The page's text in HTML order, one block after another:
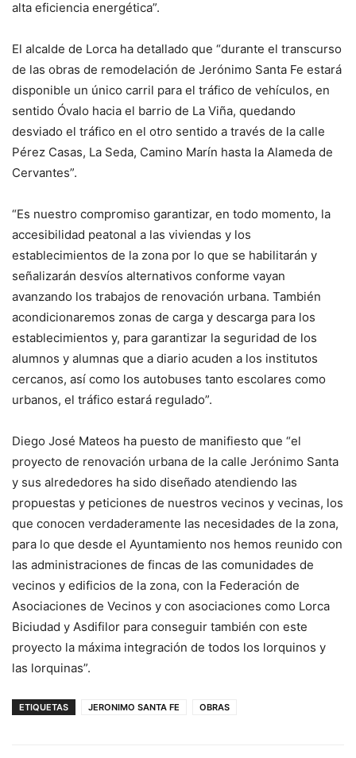
alta eficiencia energética”.
El alcalde de Lorca ha detallado que “durante el transcurso
de las obras de remodelación de Jerónimo Santa Fe estará
disponible un único carril para el tráfico de vehículos, en
sentido Óvalo hacia el barrio de La Viña, quedando
desviado el tráfico en el otro sentido a través de la calle
Pérez Casas, La Seda, Camino Marín hasta la Alameda de
Cervantes”.
“Es nuestro compromiso garantizar, en todo momento, la
accesibilidad peatonal a las viviendas y los
establecimientos de la zona por lo que se habilitarán y
señalizarán desvíos alternativos conforme vayan
avanzando los trabajos de renovación urbana. También
acondicionaremos zonas de carga y descarga para los
establecimientos y, para garantizar la seguridad de los
alumnos y alumnas que a diario acuden a los institutos
cercanos, así como los autobuses tanto escolares como
urbanos, el tráfico estará regulado”.
Diego José Mateos ha puesto de manifiesto que “el
proyecto de renovación urbana de la calle Jerónimo Santa
y sus alrededores ha sido diseñado atendiendo las
propuestas y peticiones de nuestros vecinos y vecinas, los
que conocen verdaderamente las necesidades de la zona,
para lo que desde el Ayuntamiento nos hemos reunido con
las administraciones de fincas de las comunidades de
vecinos y edificios de la zona, con la Federación de
Asociaciones de Vecinos y con asociaciones como Lorca
Biciudad y Asdifilor para conseguir también con este
proyecto la máxima integración de todos los lorquinos y
las lorquinas”.
ETIQUETAS JERONIMO SANTA FE OBRAS